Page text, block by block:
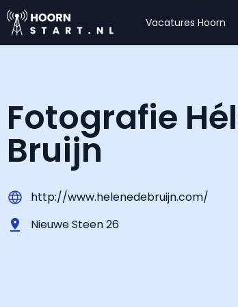
Vacatures Hoorn
Fotografie
Bruijn
http://www.helenedebruijn.com/
Nieuwe Steen 26